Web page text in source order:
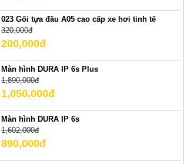
023 Gối tựa đầu A05 cao cấp xe hơi tinh tế
320,000đ
200,000đ
Màn hình DURA IP 6s Plus
1,890,000đ
1,050,000đ
Màn hình DURA IP 6s
1,602,000đ
890,000đ